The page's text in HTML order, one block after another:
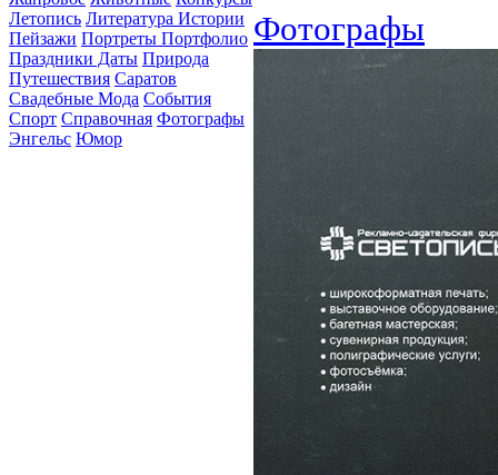
Летопись Литература Истории
Пейзажи Портреты Портфолио
Праздники Даты Природа
Путешествия Саратов
Свадебные Мода События
Спорт Справочная Фотографы
Энгельс Юмор
Фотографы